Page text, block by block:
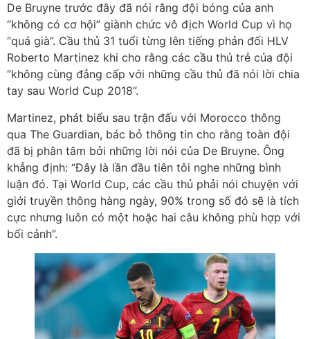
De Bruyne trước đây đã nói rằng đội bóng của anh
“không có cơ hội” giành chức vô địch World Cup vì họ
“quá già”. Cầu thủ 31 tuổi từng lên tiếng phản đối HLV
Roberto Martinez khi cho rằng các cầu thủ trẻ của đội
“không cùng đẳng cấp với những cầu thủ đã nói lời chia
tay sau World Cup 2018”.
Martinez, phát biểu sau trận đấu với Morocco thông
qua The Guardian, bác bỏ thông tin cho rằng toàn đội
đã bị phân tâm bởi những lời nói của De Bruyne. Ông
khẳng định: “Đây là lần đầu tiên tôi nghe những bình
luận đó. Tại World Cup, các cầu thủ phải nói chuyện với
giới truyền thông hàng ngày, 90% trong số đó sẽ là tích
cực nhưng luôn có một hoặc hai câu không phù hợp với
bối cảnh”.